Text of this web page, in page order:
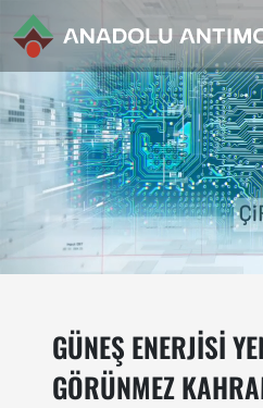
GÜNEŞ ENERJİSİ
GÖRÜNMEZ